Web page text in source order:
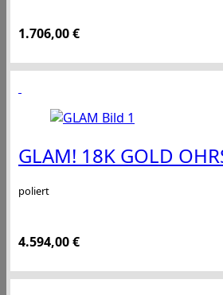
1.706,00€
GLAM! 18K GOLD
poliert
4.594,00€